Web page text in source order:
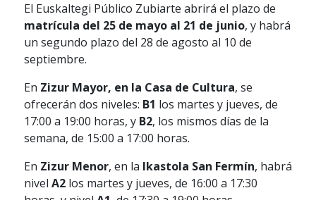
El Euskaltegi Público Zubiarte abrirá el plazo de
matrícula del 25 de mayo al 21 de junio, y habrá
un segundo plazo del 28 de agosto al 10 de
septiembre.
En Zizur Mayor, en la Casa de Cultura, se
ofrecerán dos niveles: B1 los martes y jueves, de
17:00 a 19:00 horas, y B2, los mismos días de la
semana, de 15:00 a 17:00 horas.
En Zizur Menor, en la Ikastola San Fermín, habrá
nivel A2los martes y jueves, de 16:00 a 17:30